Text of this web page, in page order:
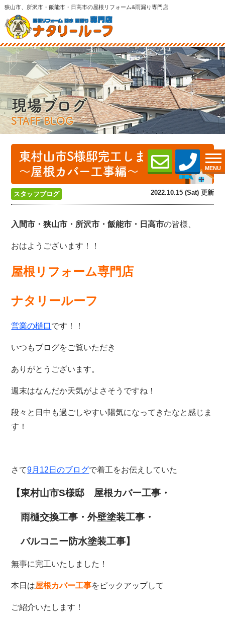
狭山市、所沢市・飯能市・日高市の屋根リフォーム&雨漏り専門店
MENU
現場ブログ
STAFF BLOG
東村山市S様邸完工しました！
～屋根カバー工事編～
スタッフブログ 2022.10.15 (Sat) 更新
入間市・狭山市・所沢市・飯能市・日高市の皆様、
おはようございます！！
屋根リフォーム専門店
ナタリールーフ
営業の樋口です！！
いつもブログをご覧いただき
ありがとうございます。
週末はなんだか天気がよさそうですね！
段々と日中も過ごしやすい陽気になってきたなと感じま
す！
さて9月12日のブログで着工をお伝えしていた
【東村山市S様邸 屋根カバー工事・
雨樋交換工事・外壁塗装工事・
バルコニー防水塗装工事】
無事に完工いたしました！
本日は屋根カバー工事をピックアップして
ご紹介いたします！